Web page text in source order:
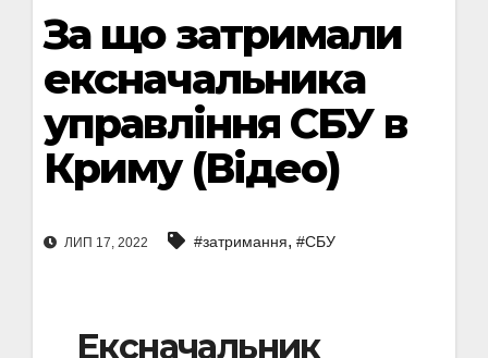
За що затримали
ексначальника
управління СБУ в
Криму (Відео)
ЛИП 17, 2022 #затримання, #СБУ
Ексначальник